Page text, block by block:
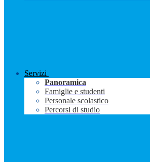
Servizi
Panoramica
Famiglie e studenti
Personale scolastico
Percorsi di studio